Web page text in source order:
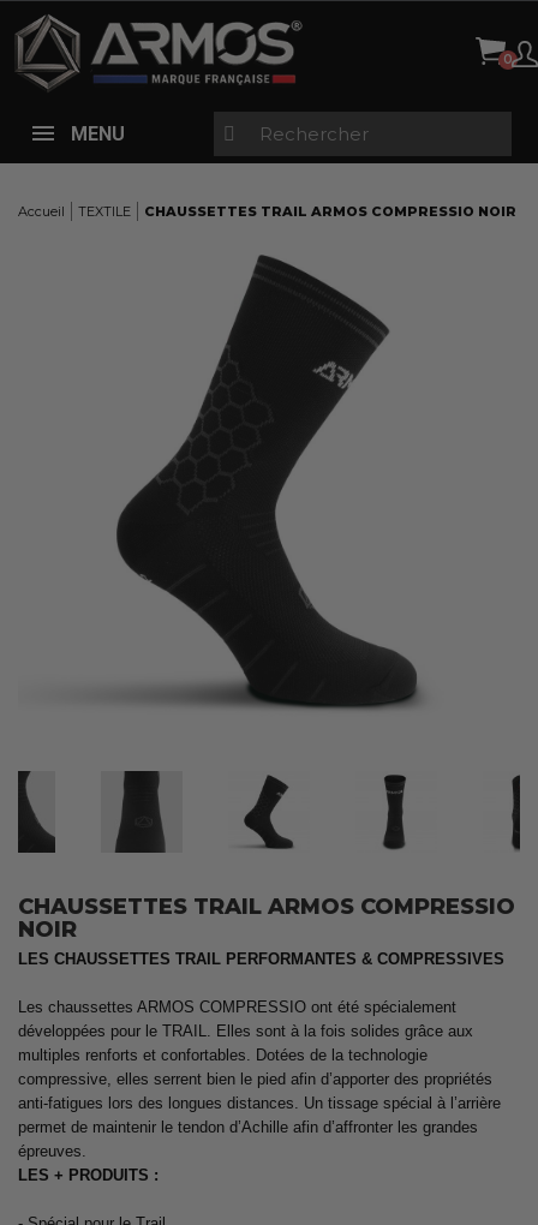
MENU
Accueil TEXTILE CHAUSSETTES TRAIL ARMOS COMPRESSIO NOIR
CHAUSSETTES TRAIL ARMOS COMPRESSIO
NOIR
LES CHAUSSETTES TRAIL PERFORMANTES & COMPRESSIVES
Les chaussettes ARMOS COMPRESSIO ont été spécialement
développées pour le TRAIL. Elles sont à la fois solides grâce aux
multiples renforts et confortables. Dotées de la technologie
compressive, elles serrent bien le pied afin d’apporter des propriétés
anti-fatigues lors des longues distances. Un tissage spécial à l’arrière
permet de maintenir le tendon d’Achille afin d’affronter les grandes
épreuves.
LES + PRODUITS :
Panneau de gestion des cookies